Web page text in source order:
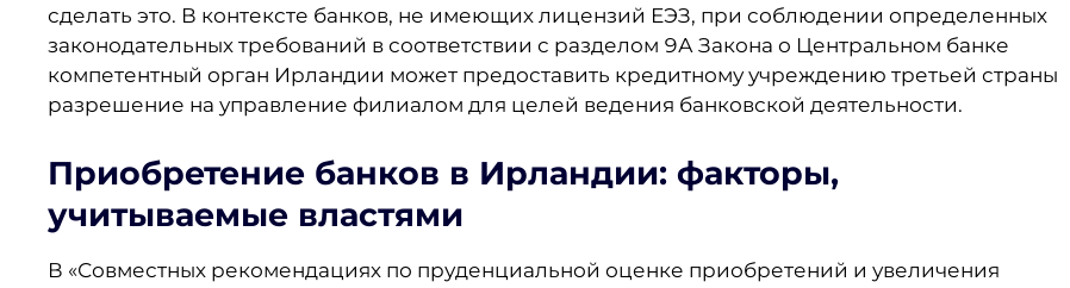
сделать это. В контексте банков, не имеющих лицензий ЕЭЗ, при соблюдении определенных
законодательных требований в соответствии с разделом 9А Закона о Центральном банке
компетентный орган Ирландии может предоставить кредитному учреждению третьей страны
разрешение на управление филиалом для целей ведения банковской деятельности.
Приобретение банков в Ирландии: факторы,
учитываемые властями
В «Совместных рекомендациях по пруденциальной оценке приобретений и увеличения